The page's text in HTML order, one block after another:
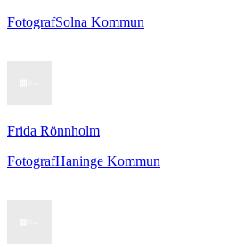
FotografSolna Kommun
Frida Rönnholm
FotografHaninge Kommun